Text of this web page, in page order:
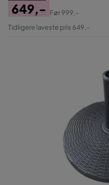
Pris
649,-
Original
Før999,-
Tidligere laveste pris 649,-